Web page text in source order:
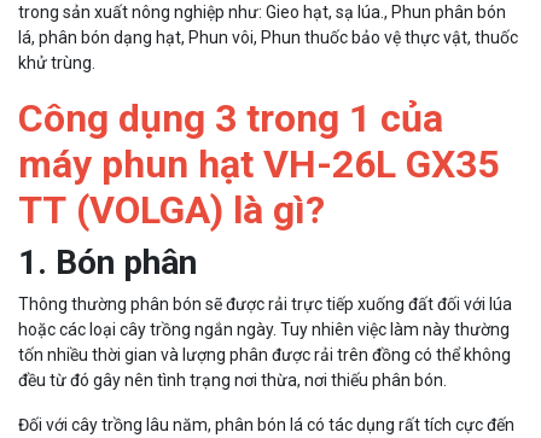
trong sản xuất nông nghiệp như: Gieo hạt, sạ lúa., Phun phân bón
lá, phân bón dạng hạt, Phun vôi, Phun thuốc bảo vệ thực vật, thuốc
khử trùng.
Công dụng 3 trong 1 của
máy phun hạt VH-26L GX35
TT (VOLGA) là gì?
1. Bón phân
Thông thường phân bón sẽ được rải trực tiếp xuống đất đối với lúa
hoặc các loại cây trồng ngắn ngày. Tuy nhiên việc làm này thường
tốn nhiều thời gian và lượng phân được rải trên đồng có thể không
đều từ đó gây nên tình trạng nơi thừa, nơi thiếu phân bón.
Đối với cây trồng lâu năm, phân bón lá có tác dụng rất tích cực đến